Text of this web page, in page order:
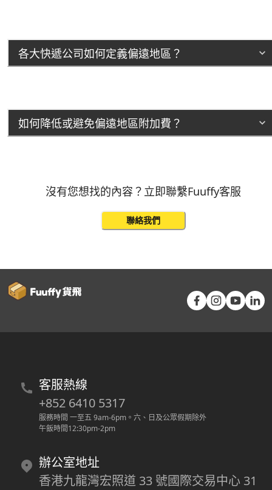
各大快遞公司如何定義偏遠地區？
如何降低或避免偏遠地區附加費？
沒有您想找的內容？立即聯繫Fuuffy客服
聯絡我們
客服熱線
+852 6410 5317
服務時間 一至五 9am-6pm 。 六、日及公眾假期除外
午飯時間12:30pm-2pm
辦公室地址
香港九龍灣宏照道 33 號國際交易中心 31